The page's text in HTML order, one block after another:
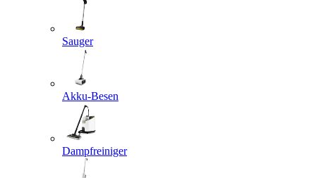
Sauger
Akku-Besen
Dampfreiniger